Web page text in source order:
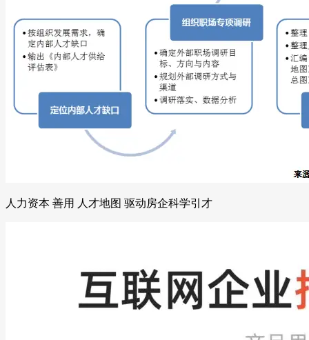
人力资本 善用 人才地图 驱动房企科学引才